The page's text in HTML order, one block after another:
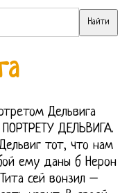
Дельвига
ДЕЛЬВИГА.
тот, что нам
ему даны б Нерон
сей вонзил –